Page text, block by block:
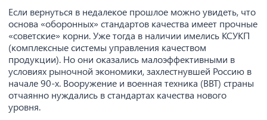
Если вернуться в недалекое прошлое можно увидеть, что
основа «оборонных» стандартов качества имеет прочные
«советские» корни. Уже тогда в наличии имелись КСУКП
(комплексные системы управления качеством
продукции). Но они оказались малоэффективными в
условиях рыночной экономики, захлестнувшей Россию в
начале 90-х. Вооружение и военная техника (ВВТ) страны
отчаянно нуждались в стандартах качества нового
уровня.